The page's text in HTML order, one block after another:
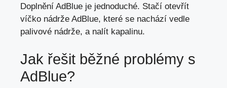
Doplnění AdBlue je jednoduché. Stačí otevřít
víčko nádrže AdBlue, které se nachází vedle
palivové nádrže, a nalít kapalinu.
Jak řešit běžné problémy s
AdBlue?